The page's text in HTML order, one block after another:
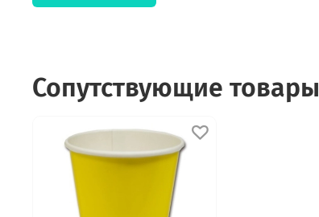
Сопутствующие товары